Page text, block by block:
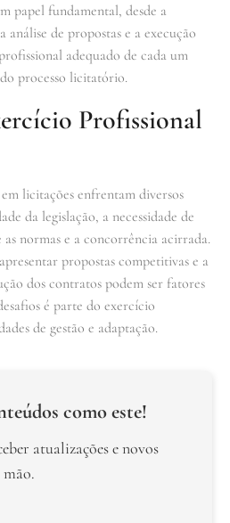
papel fundamental, desde a
de propostas e a execução
adequado de cada um
processo licitatório.
Profissional
licitações enfrentam diversos
da legislação, a necessidade de
normas e a concorrência acirrada.
propostas competitivas e a
dos contratos podem ser fatores
é parte do exercício
de gestão e adaptação.
como este!
atualizações e novos